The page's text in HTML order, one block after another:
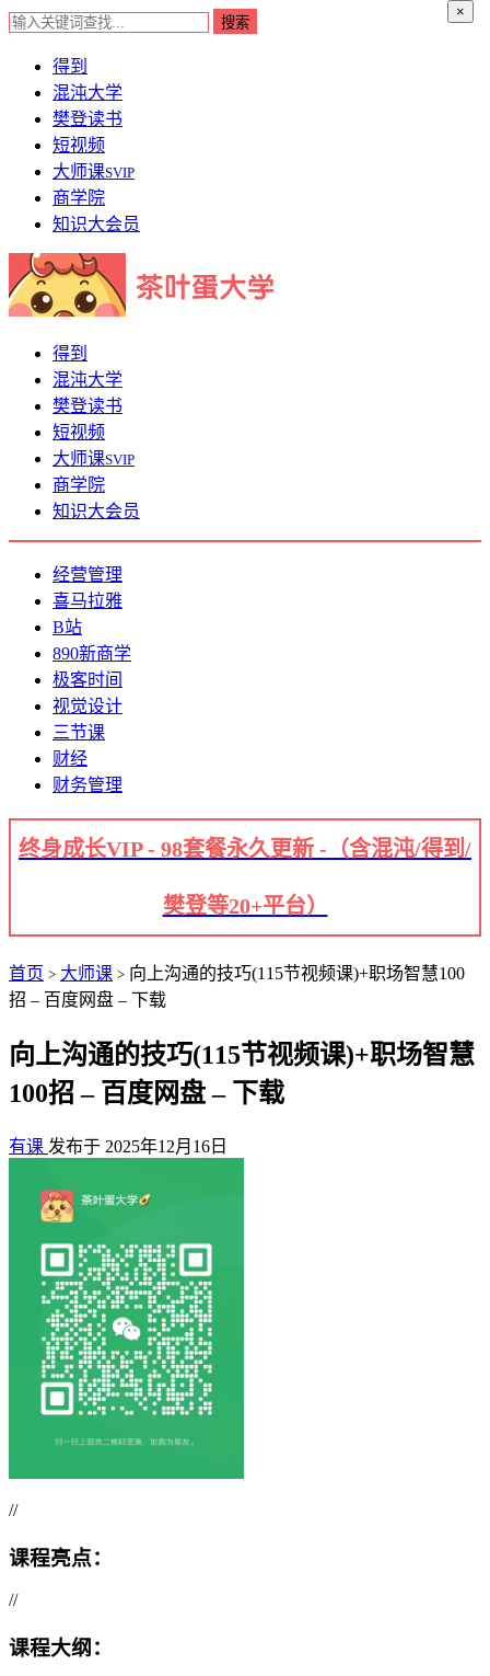
×
得到
混沌大学
樊登读书
短视频
大师课SVIP
商学院
知识大会员
得到
混沌大学
樊登读书
短视频
大师课SVIP
商学院
知识大会员
经营管理
喜马拉雅
B站
890新商学
极客时间
视觉设计
三节课
财经
财务管理
终身成长VIP - 98套餐永久更新 -（含混沌/得到/
樊登等20+平台）
首页 > 大师课 > 向上沟通的技巧(115节视频课)+职场智慧100
招 – 百度网盘 – 下载
向上沟通的技巧(115节视频课)+职场智慧
100招 – 百度网盘 – 下载
有课 发布于 2025年12月16日
//
课程亮点：
//
课程大纲：